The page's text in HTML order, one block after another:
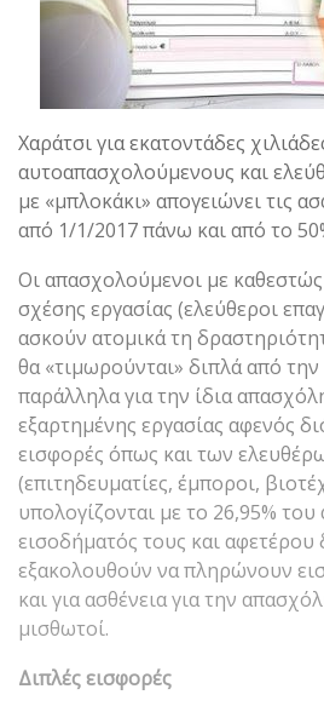
Χαράτσι για εκατοντάδες
αυτοαπασχολούμενους και
με «μπλοκάκι» απογειώνει τις
από 1/1/2017 πάνω και από το
Οι απασχολούμενοι με
σχέσης εργασίας (ελεύθεροι
ασκούν ατομικά τη
θα «τιμωρούνται» διπλά από
παράλληλα για την ίδια
εξαρτημένης εργασίας αφενός
εισφορές όπως και των
(επιτηδευματίες, έμποροι,
υπολογίζονται με το 26,95%
εισοδήματός τους και αφετέρου
εξακολουθούν να πληρώνουν
και για ασθένεια για την
μισθωτοί.
Διπλές εισφορές